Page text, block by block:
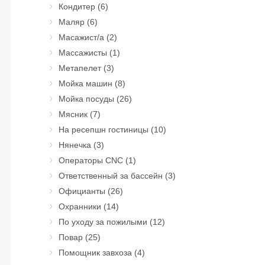
Кондитер(6)
Маляр(6)
Масажист/а (2)
Массажисты (1)
Метапелет(3)
Мойка машин (8)
Мойка посуды (26)
Мясник(7)
На ресепшн гостиницы (10)
Нянечка (3)
Операторы CNC(1)
Ответственный за бассейн (3)
Официанты (26)
Охранники (14)
По уходу за пожилыми (12)
Повар(25)
Помощник завхоза (4)